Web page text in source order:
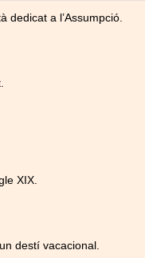
dedicat a l’Assumpció.
XIX.
destí vacacional.